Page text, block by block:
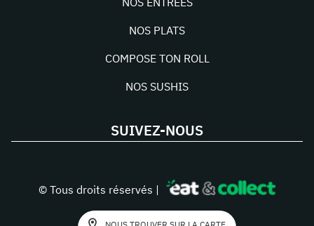
NOS PLATS
COMPOSE TON ROLL
NOS SUSHIS
SUIVEZ-NOUS
© Tous droits réservés |
NOUS TROUVER SUR LA CARTE